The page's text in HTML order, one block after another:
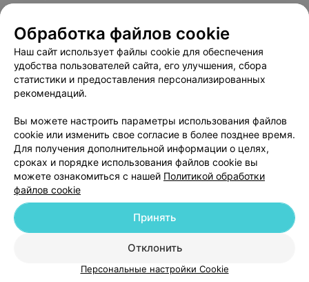
Пользовательское соглашение
Способы оплаты
Вакансии
Партнеры
Написать руководителю 103.by
Обработка персональных данных
© 2026 ООО «Артокс Лаб», УНП 191700409
| 220012, Республика Беларусь,
Служба поддержки +375 291212755
Обработка файлов cookie
Наш сайт использует файлы cookie для обеспечения
удобства пользователей сайта, его улучшения, сбора
статистики и предоставления персонализированных
рекомендаций.
Вы можете настроить параметры использования файлов
cookie или изменить свое согласие в более позднее время.
Для получения дополнительной информации о целях,
сроках и порядке использования файлов cookie вы
можете ознакомиться с нашей Политикой обработки
файлов cookie
Отклонить
Принять
Персональные настройки Cookie